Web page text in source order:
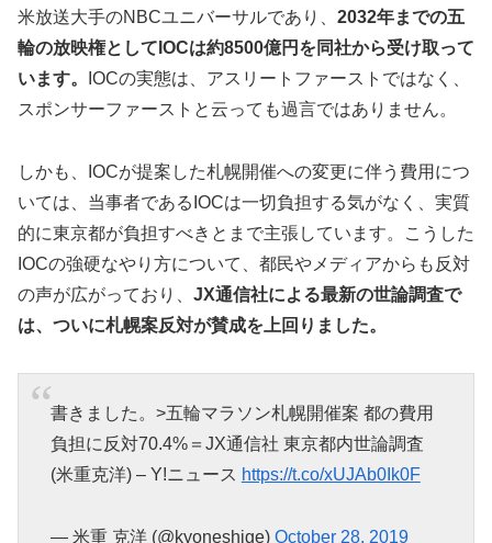
米放送大手のNBCユニバーサルであり、 2032年までの五
輪の放映権としてIOCは約8500億円を同社から受け取って
います。
IOCの実態は、アスリートファーストではなく、
スポンサーファーストと云っても過言ではありません。
しかも、IOCが提案した札幌開催への変更に伴う費用につ
いては、当事者であるIOCは一切負担する気がなく、実質
的に東京都が負担すべきとまで主張しています。こうした
IOCの強硬なやり方について、都民やメディアからも反対
の声が広がっており、 JX通信社による最新の世論調査で
は、ついに札幌案反対が賛成を上回りました。
書きました。>五輪マラソン札幌開催案 都の費用
負担に反対70.4%＝JX通信社 東京都内世論調査
(米重克洋) – Y!ニュース https://t.co/xUJAb0Ik0F
— 米重 克洋 (@kyoneshige) October 28, 2019